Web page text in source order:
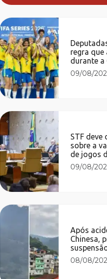
regra que
durante a
09/08/
STF deve
sobre a
de jogos
09/08/
Após
Chinesa,
08/08/